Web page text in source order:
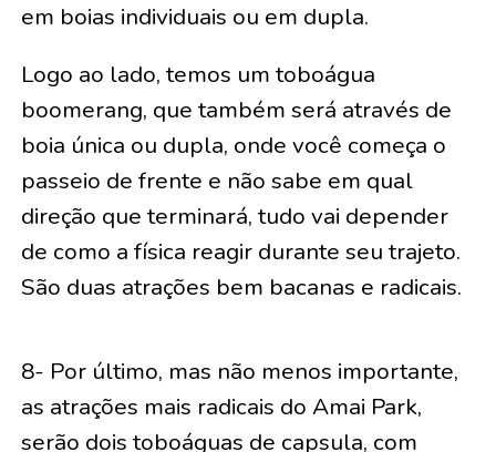
em boias individuais ou em dupla.
Logo ao lado, temos um toboágua
boomerang, que também será através de
boia única ou dupla, onde você começa o
passeio de frente e não sabe em qual
direção que terminará, tudo vai depender
de como a física reagir durante seu trajeto.
São duas atrações bem bacanas e radicais.
8- Por último, mas não menos importante,
as atrações mais radicais do Amai Park,
serão dois toboáguas de capsula, com